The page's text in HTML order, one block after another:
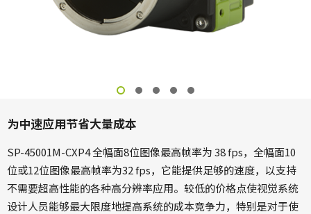
为中速应用节省大量成本
SP-45001M-CXP4 全幅面8位图像最高帧率为 38 fps，全幅面10
位或12位图像最高帧率为32 fps，它能提供足够的速度，以支持
不需要超高性能的各种高分辨率应用。较低的价格点使视觉系统
设计人员能够最大限度地提高系统的成本竞争力，特别是对于使